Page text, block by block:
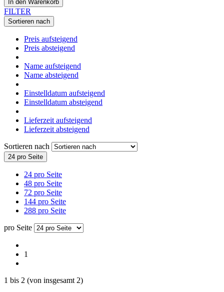
In den Warenkorb
FILTER
Sortieren nach
Preis aufsteigend
Preis absteigend
Name aufsteigend
Name absteigend
Einstelldatum aufsteigend
Einstelldatum absteigend
Lieferzeit aufsteigend
Lieferzeit absteigend
Sortieren nach
24 pro Seite
24 pro Seite
48 pro Seite
72 pro Seite
144 pro Seite
288 pro Seite
pro Seite
1
1 bis 2 (von insgesamt 2)